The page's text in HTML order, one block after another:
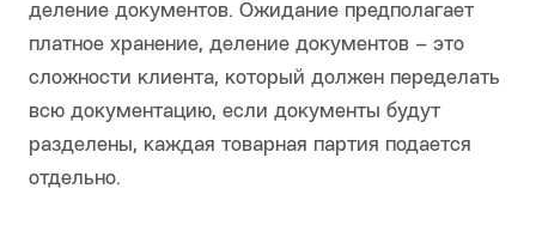
деление документов. Ожидание предполагает
платное хранение, деление документов – это
сложности клиента, который должен переделать
всю документацию, если документы будут
разделены, каждая товарная партия подается
отдельно.